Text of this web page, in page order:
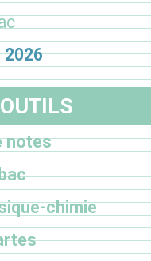
2026
notes
chimie